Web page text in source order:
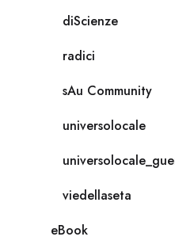
diScienze
radici
sAu Community
universolocale
viedellaseta
eBook